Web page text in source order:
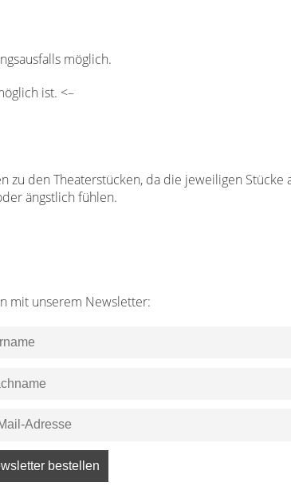
möglich.
ist. <–
zu den Theaterstücken, da die jeweiligen
ängstlich fühlen.
mit unserem Newsletter: